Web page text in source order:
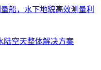
船，水下地貌高效测量利
陆空天整体解决方案